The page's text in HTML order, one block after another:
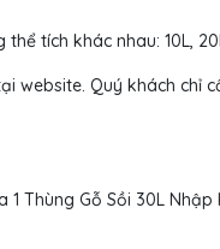
tích khác nhau: 10L,
website. Quý khách chỉ
Thùng Gỗ Sồi 30L